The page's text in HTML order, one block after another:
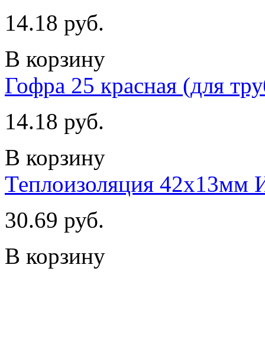
14.18 руб.
В корзину
Гофра 25 красная (для
14.18 руб.
В корзину
Теплоизоляция
30.69 руб.
В корзину